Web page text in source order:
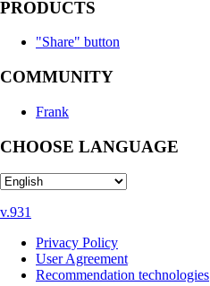
PRODUCTS
"Share" button
COMMUNITY
Frank
CHOOSE LANGUAGE
v.931
Privacy Policy
User Agreement
Recommendation technologies